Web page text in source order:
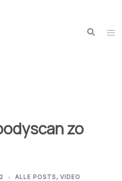
zo
ALLE POSTS, VIDEO